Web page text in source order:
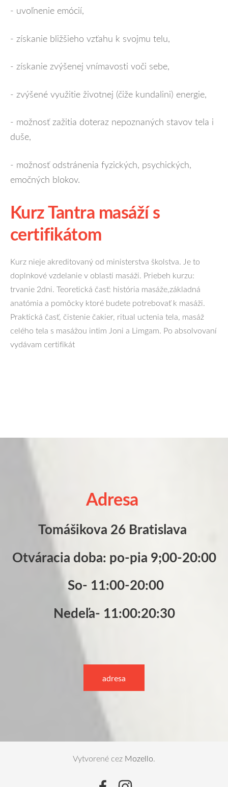
- uvoľnenie emócií,
- získanie bližšieho vzťahu k svojmu telu,
- získanie zvýšenej vnímavosti voči sebe,
- zvýšené využitie životnej (čiže kundalini) energie,
- možnosť zažitia doteraz nepoznaných stavov tela i
duše,
- možnosť odstránenia fyzických, psychických,
emočných blokov.
Kurz Tantra masáží s
certifikátom
Kurz nieje akreditovaný od ministerstva školstva. Je to
doplnkové vzdelanie v oblasti masáži. Priebeh kurzu:
trvanie 2dni. Teoretická časť: história masáže,základná
anatómia a pomôcky ktoré budete potrebovať k masáži.
Praktická časť, čistenie čakier, ritual uctenia tela, masáž
celého tela s masážou intim Joni a Limgam. Po absolvovaní
vydávam certifikát
Adresa
Tomášikova 26 Bratislava
Otváracia doba: po-pia 9;00-20:00
So- 11:00-20:00
Nedeľa- 11:00:20:30
​adresa​
Vytvorené cez Mozello.